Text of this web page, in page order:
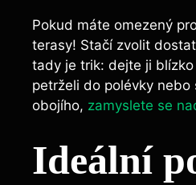
Pokud máte omezený
terasy! Stačí zvolit
tady je ⁤trik: dejte⁤ ji
⁤petrželi do‍ polévky‌
obojího, zamyslete se
Ideální⁤